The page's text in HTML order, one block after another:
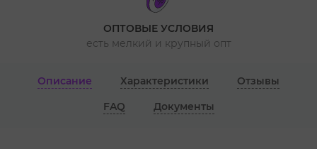
ОПТОВЫЕ УСЛОВИЯ
есть мелкий и крупный опт
Описание Характеристики
Отзывы
FAQ
Документы